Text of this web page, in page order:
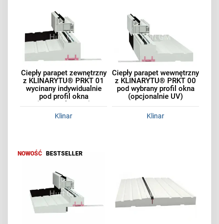
Ciepły parapet zewnętrzny
z KLINARYTU® PRKT 01
wycinany indywidualnie
pod profil okna
(opcjonalnie UV)
Klinar
Ciepły parapet wewnętrzny
z KLINARYTU® PRKT 00
pod wybrany profil okna
(opcjonalnie UV)
Klinar
NOWOŚĆ BESTSELLER